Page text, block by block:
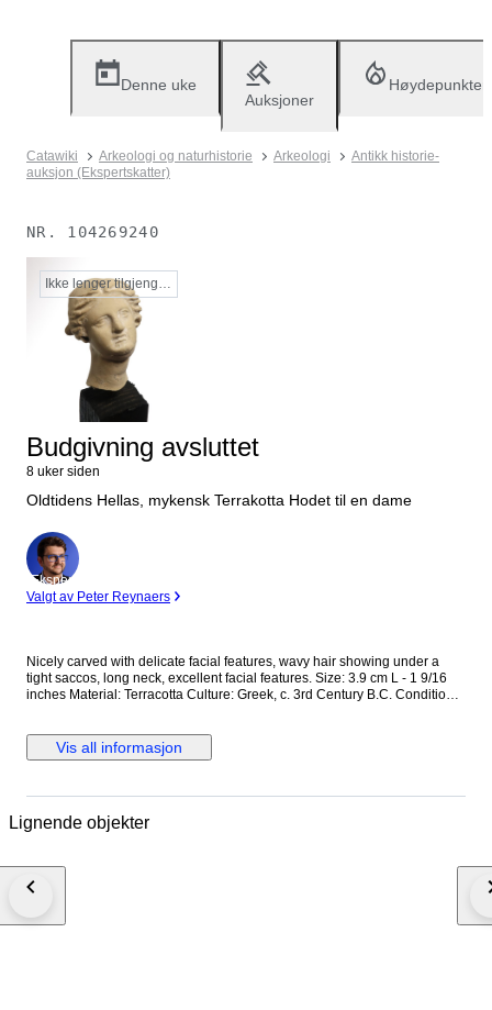
Denne uke
Auksjoner
Høydepunkter
Catawiki Arkeologi og naturhistorie Arkeologi
Antikk historie-
auksjon (Ekspertskatter)
NR. 104269240
Ikke lenger tilgjengelig
Budgivning avsluttet
8 uker siden
Oldtidens Hellas, mykensk Terrakotta Hodet til en dame
Ekspert
Valgt av Peter Reynaers
Nicely carved with delicate facial features, wavy hair showing under a
tight saccos, long neck, excellent facial features. Size: 3.9 cm L - 1 9/16
inches Material: Terracotta Culture: Greek, c. 3rd Century B.C. Condition:
guarantees that this item has been legally acquired & will be legally
exported, related documents seen by Catawiki. This item do not need an
UK export licence outside the EU Worldwide shipping by Registered Mail.
incurred on orders shipped to countries outside the UK. Notice: We are
Vis all informasjon
Lignende objekter